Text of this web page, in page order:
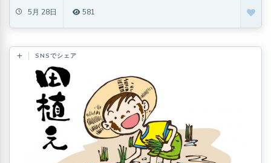
5月 28日 581
SNSでシェア